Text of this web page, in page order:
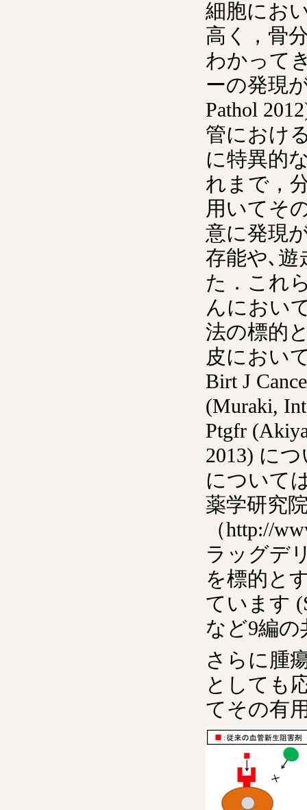
細胞にお
高く，骨
わかって
ーの発現
Pathol
管におけ
に特異的
れまで，
用いてそ
意に発現
存能や､
た．これ
んにおい
法の標的
皮におい
Birt J
(Muraki,
Ptgfr
2013) に
について
薬学研究
（http://
ラッグデ
を標的と
ています
など9編の
さらに腫
としても
てその有